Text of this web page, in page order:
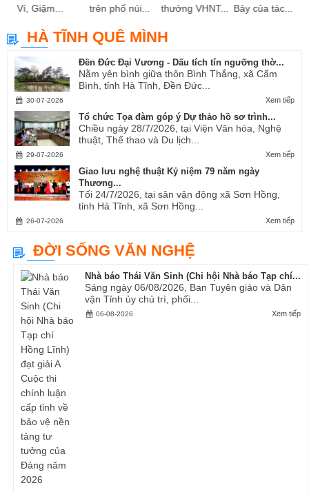
Ví, Giặm...
trên phố núi...
thưởng VHNT...
Bảy của tác...
HÀ TĨNH QUÊ MÌNH
Đền Đức Đại Vương - Dấu tích tín ngưỡng thờ...
Nằm yên bình giữa thôn Bình Thắng, xã Cẩm
Bình, tỉnh Hà Tĩnh, Đền Đức...
Xem tiếp
30-07-2026
Tổ chức Tọa đàm góp ý Dự thảo hồ sơ trình...
Chiều ngày 28/7/2026, tại Viện Văn hóa, Nghệ
thuật, Thể thao và Du lịch...
Xem tiếp
29-07-2026
Giao lưu nghệ thuật Kỷ niệm 79 năm ngày
Thương...
Tối 24/7/2026, tại sân vận động xã Sơn Hồng,
tỉnh Hà Tĩnh, xã Sơn Hồng...
Xem tiếp
26-07-2026
ĐỜI SỐNG VĂN NGHỆ
Nhà báo Thái Văn Sinh (Chi hội Nhà báo Tạp chí...
Sáng ngày 06/08/2026, Ban Tuyên giáo và Dân
vận Tỉnh ủy chủ trì, phối...
Xem tiếp
06-08-2026